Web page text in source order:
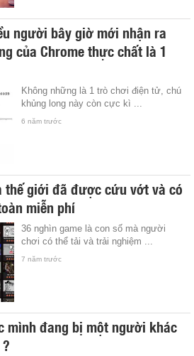
người bây giờ mới nhận ra
của Chrome thực chất là 1
Không những là 1 trò chơi điện tử, chú
khủng long này còn cực kì ...
6 năm trước
thế giới đã được cứu vớt và có
miễn phí
36 nghìn game là con số mà người
chơi có thể tải và trải nghiệm ...
7 năm trước
mình đang bị một người khác